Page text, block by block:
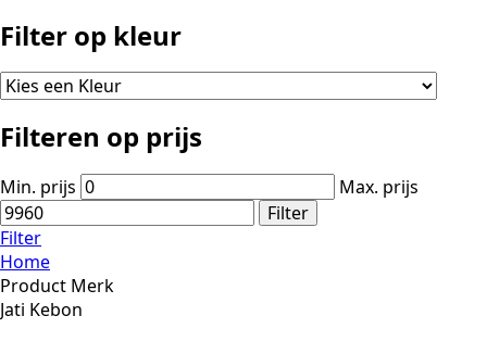
Filter op kleur
Filteren op prijs
Min. prijs
Max. prijs
Filter
Filter
Home
Product Merk
Jati Kebon